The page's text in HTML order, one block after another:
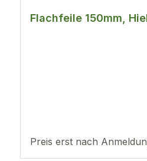
Flachfeile 150mm,
Preis erst nach